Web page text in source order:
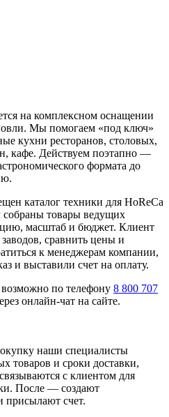
на комплексном оснащении
Мы помогаем «под ключ»
кухни ресторанов, столовых,
кафе. Действуем поэтапно —
формата до
каталог техники для HoReCa
товары ведущих
масштаб и бюджет. Клиент
сравнить цены и
к менеджерам компании,
и выставили счет на оплату.
возможно по телефону 8 800 707
онлайн-чат на сайте.
наши специалисты
товаров и сроки доставки,
с клиентом для
После — создают
присылают счет.